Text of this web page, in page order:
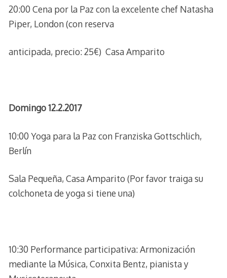
20:00 Cena por la Paz con la excelente chef Natasha
Piper, London (con reserva
anticipada, precio: 25€) Casa Amparito
Domingo 12.2.2017
10:00 Yoga para la Paz con Franziska Gottschlich,
Berlín
Sala Pequeña, Casa Amparito (Por favor traiga su
colchoneta de yoga si tiene una)
10:30 Performance participativa: Armonización
mediante la Música, Conxita Bentz, pianista y